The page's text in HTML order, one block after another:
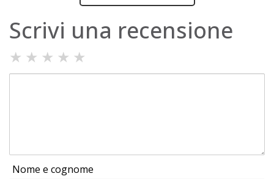
Scrivi una recensione
★ ★ ★ ★ ★
Nome e cognome